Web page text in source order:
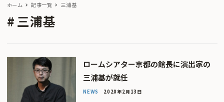
ホーム 記事一覧 三浦基
三浦基
ロームシアター京都の館長に演出家の
三浦基が就任
NEWS 2020年2月13日